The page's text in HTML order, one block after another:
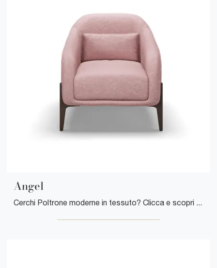
Angel
Cerchi Poltrone moderne in tessuto? Clicca e scopri di più sul modello Angel di Cuborosso.